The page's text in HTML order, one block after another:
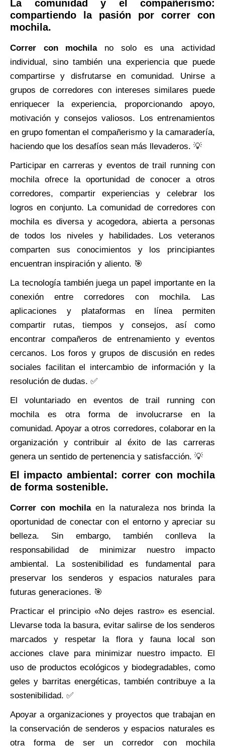
La comunidad y el compañerismo:
compartiendo la pasión por correr con
mochila.
Correr con mochilano solo es una actividad
individual, sino también una experiencia que puede
compartirse y disfrutarse en comunidad. Unirse a
grupos de corredores con intereses similares puede
enriquecer la experiencia, proporcionando apoyo,
motivación y consejos valiosos. Los entrenamientos
en grupo fomentan el compañerismo y la camaradería,
haciendo que los desafíos sean más llevaderos. 💡
Participar en carreras y eventos de trail running con
mochila ofrece la oportunidad de conocer a otros
corredores, compartir experiencias y celebrar los
logros en conjunto. La comunidad de corredores con
mochila es diversa y acogedora, abierta a personas
de todos los niveles y habilidades. Los veteranos
comparten sus conocimientos y los principiantes
encuentran inspiración y aliento. 🎯
La tecnología también juega un papel importante en la
conexión entre corredores con mochila. Las
aplicaciones y plataformas en línea permiten
compartir rutas, tiempos y consejos, así como
encontrar compañeros de entrenamiento y eventos
cercanos. Los foros y grupos de discusión en redes
sociales facilitan el intercambio de información y la
resolución de dudas. ✅
El voluntariado en eventos de trail running con
mochila es otra forma de involucrarse en la
comunidad. Apoyar a otros corredores, colaborar en la
organización y contribuir al éxito de las carreras
genera un sentido de pertenencia y satisfacción. 💡
El impacto ambiental: correr con mochila
de forma sostenible.
Correr con mochilaen la naturaleza nos brinda la
oportunidad de conectar con el entorno y apreciar su
belleza. Sin embargo, también conlleva la
responsabilidad de minimizar nuestro impacto
ambiental. La sostenibilidad es fundamental para
preservar los senderos y espacios naturales para
futuras generaciones. 🎯
Practicar el principio «No dejes rastro» es esencial.
Llevarse toda la basura, evitar salirse de los senderos
marcados y respetar la flora y fauna local son
acciones clave para minimizar nuestro impacto. El
uso de productos ecológicos y biodegradables, como
geles y barritas energéticas, también contribuye a la
sostenibilidad. ✅
Apoyar a organizaciones y proyectos que trabajan en
la conservación de senderos y espacios naturales es
otra forma de ser un corredor con mochila